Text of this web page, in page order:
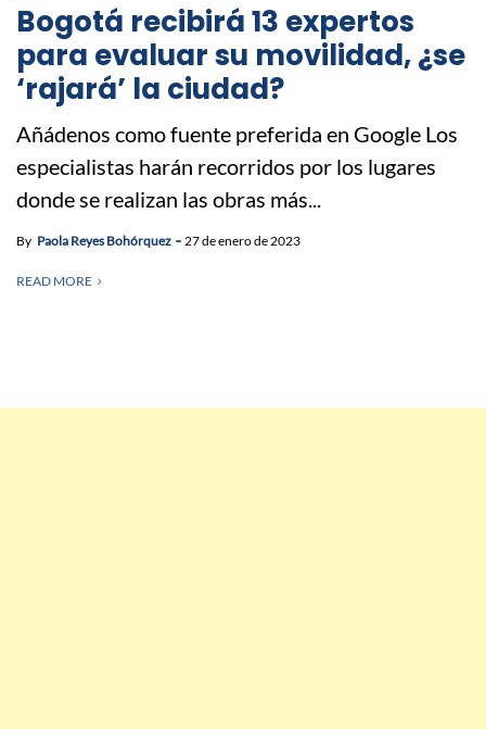
Bogotá recibirá 13 expertos
para evaluar su movilidad, ¿se
‘rajará’ la ciudad?
Añádenos como fuente preferida en Google Los
especialistas harán recorridos por los lugares
donde se realizan las obras más...
By Paola Reyes Bohórquez 27 de enero de 2023
READ MORE